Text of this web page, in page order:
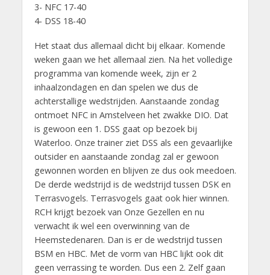
3- NFC 17-40
4- DSS 18-40
Het staat dus allemaal dicht bij elkaar. Komende
weken gaan we het allemaal zien. Na het volledige
programma van komende week, zijn er 2
inhaalzondagen en dan spelen we dus de
achterstallige wedstrijden. Aanstaande zondag
ontmoet NFC in Amstelveen het zwakke DIO. Dat
is gewoon een 1. DSS gaat op bezoek bij
Waterloo. Onze trainer ziet DSS als een gevaarlijke
outsider en aanstaande zondag zal er gewoon
gewonnen worden en blijven ze dus ook meedoen.
De derde wedstrijd is de wedstrijd tussen DSK en
Terrasvogels. Terrasvogels gaat ook hier winnen.
RCH krijgt bezoek van Onze Gezellen en nu
verwacht ik wel een overwinning van de
Heemstedenaren. Dan is er de wedstrijd tussen
BSM en HBC. Met de vorm van HBC lijkt ook dit
geen verrassing te worden. Dus een 2. Zelf gaan